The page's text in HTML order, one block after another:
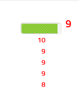
9
10
9
9
9
8